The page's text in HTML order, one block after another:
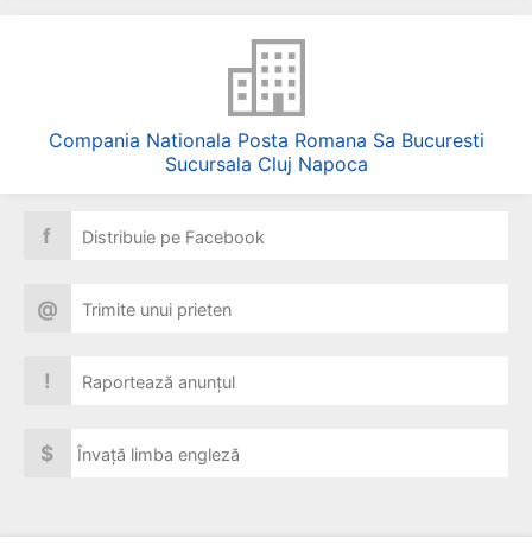
Compania Nationala Posta Romana Sa Bucuresti
Sucursala Cluj Napoca
f Distribuie pe Facebook
@ Trimite unui prieten
! Raportează anunțul
$ Învață limba engleză